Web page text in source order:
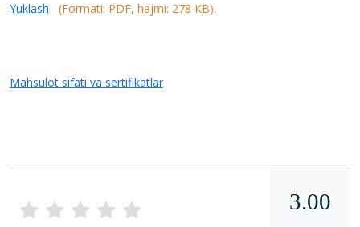
Yuklash (Formati: PDF, hajmi: 278 КB).
Mahsulot sifati va sertifikatlar
3.00